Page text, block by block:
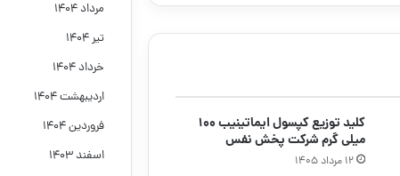
کلید توزیع کپسول ایماتینیب ۱۰۰
میلی گرم شرکت پخش نفس
۱۲ مرداد ۱۴۰۵
مرداد ۱۴۰۴
تیر ۱۴۰۴
خرداد ۱۴۰۴
اردیبهشت ۱۴۰۴
فروردین ۱۴۰۴
اسفند ۱۴۰۳